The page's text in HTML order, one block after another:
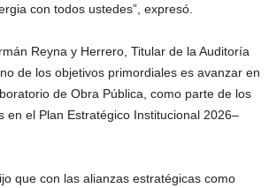
con todos ustedes”, expresó.
Reyna y Herrero, Titular de la Auditoría
de los objetivos primordiales es avanzar en
de Obra Pública, como parte de los
en el Plan Estratégico Institucional 2026–
que con las alianzas estratégicas como